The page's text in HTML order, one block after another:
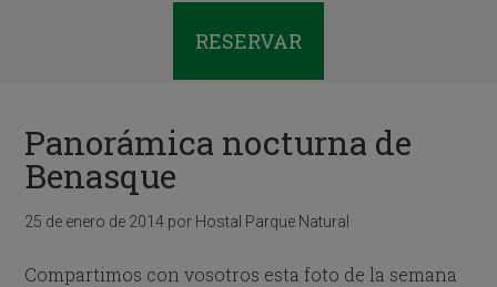
RESERVAR
Panorámica nocturna de
Benasque
25 de enero de 2014 por Hostal Parque Natural
Compartimos con vosotros esta foto de la semana